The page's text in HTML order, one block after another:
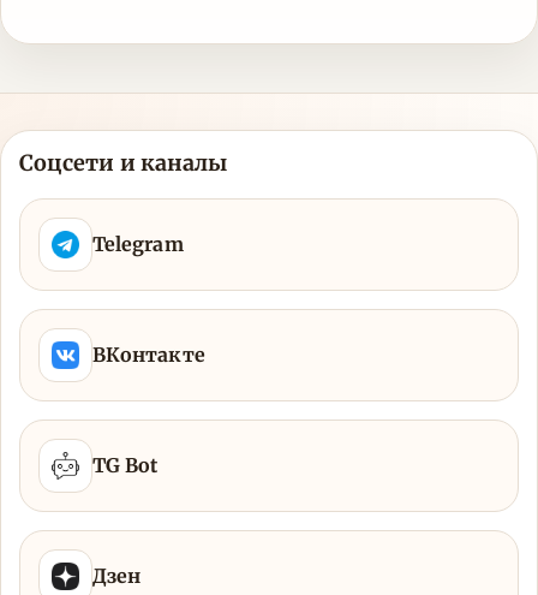
Соцсети и каналы
Telegram
ВКонтакте
TG Bot
Дзен